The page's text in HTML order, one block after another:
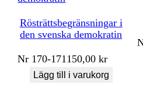
Rösträttsbegränsningar i
den svenska demokratin
Nr 170-171150,00kr
Lägg till i varukorg